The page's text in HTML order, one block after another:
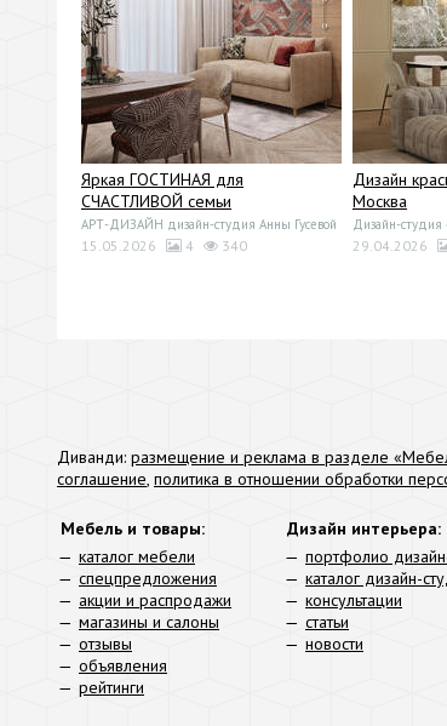
Яркая ГОСТИНАЯ для
СЧАСТЛИВОЙ семьи
АРТ-ДИЗАЙН дизайн-студия Анны Гусевой
15.05.2026 4 340
Дизайн
Москва
Дизайн-студия
29.04.2026
Диванди: размещение и реклама в разделе
соглашение, политика в отношении обработки
Мебель и товары:
каталог мебели
спецпредложения
акции и распродажи
магазины и салоны
отзывы
объявления
рейтинги
Дизайн интерьера:
портфолио
каталог дизайн-
консультации
статьи
новости